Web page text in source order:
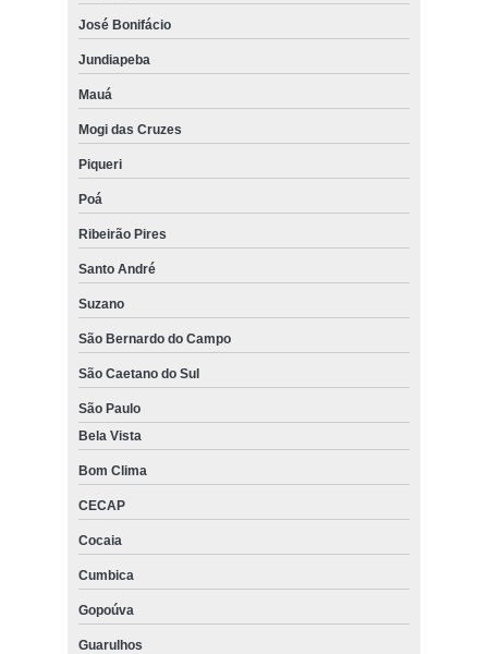
José Bonifácio
Jundiapeba
Mauá
Mogi das Cruzes
Piqueri
Poá
Ribeirão Pires
Santo André
Suzano
São Bernardo do Campo
São Caetano do Sul
São Paulo
Bela Vista
Bom Clima
CECAP
Cocaia
Cumbica
Gopoúva
Guarulhos